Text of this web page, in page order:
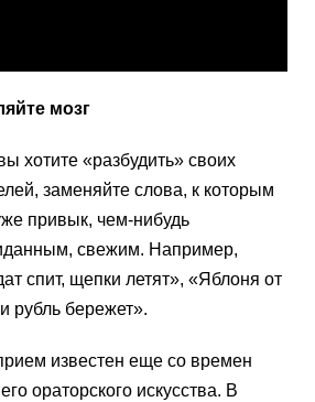
мозг
хотите «разбудить» своих
заменяйте слова, к которым
привык, чем-нибудь
свежим. Например,
спит, щепки летят», «Яблоня от
рубль бережет».
известен еще со времен
ораторского искусства. В